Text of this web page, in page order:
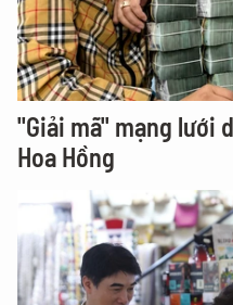
"Giải mã" mạng lưới
Hoa Hồng